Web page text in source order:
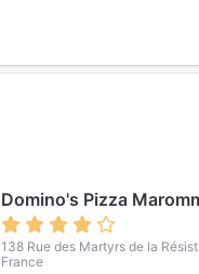
Domino's Pizza
138 Rue des Martyrs de la
France